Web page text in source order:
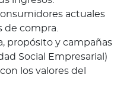
actuales
de compra.
propósito y campañas
Social Empresarial)
los valores del